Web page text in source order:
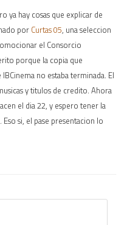
ya hay cosas que explicar de
por Curtas 05, una seleccion
el Consorcio
porque la copia que
no estaba terminada. El
y titulos de credito. Ahora
el dia 22, y espero tener la
si, el pase presentacion lo